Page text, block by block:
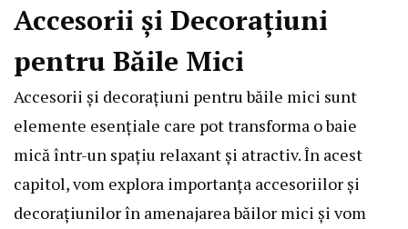
Accesorii și Decorațiuni
pentru Băile Mici
Accesorii și decorațiuni pentru băile mici sunt
elemente esențiale care pot transforma o baie
mică într-un spațiu relaxant și atractiv. În acest
capitol, vom explora importanța accesoriilor și
decorațiunilor în amenajarea băilor mici și vom